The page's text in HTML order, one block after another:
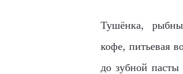
Тушёнка,
кофе, питьевая
до зубной пасты